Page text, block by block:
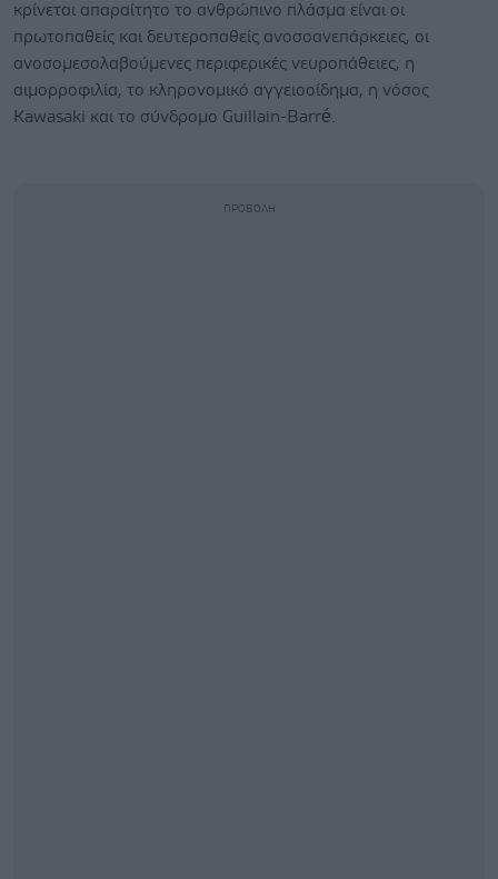
κρίνεται απαραίτητο το ανθρώπινο πλάσμα είναι οι
πρωτοπαθείς και δευτεροπαθείς ανοσοανεπάρκειες, οι
ανοσομεσολαβούμενες περιφερικές νευροπάθειες, η
αιμορροφιλία, το κληρονομικό αγγειοοίδημα, η νόσος
Kawasaki και το σύνδρομο Guillain-Barré.